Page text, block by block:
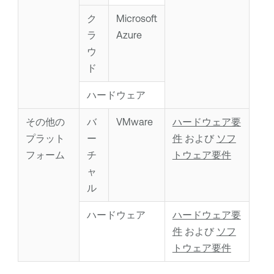
ク
ラ
ウ
ド
Microsoft
Azure
ハードウェア
その他の
プラット
フォーム
バ
ー
チ
ャ
ル
VMware
ハードウェア要
件および ソフ
トウェア要件
ハードウェア
ハードウェア要
件および ソフ
トウェア要件